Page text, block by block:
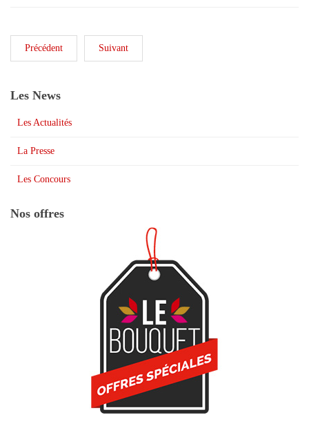
Précédent Suivant
Les News
Les Actualités
La Presse
Les Concours
Nos offres